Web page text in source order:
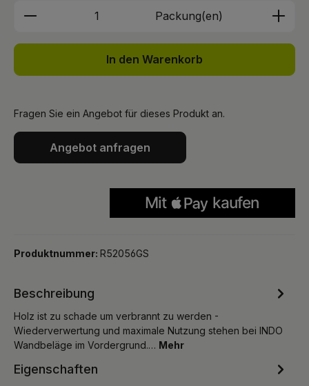
Produkt Anzahl: Gib den
Packung(en)
In den Warenkorb
Fragen Sie ein Angebot für dieses Produkt an.
Angebot anfragen
Produktnummer: R52056GS
Beschreibung
Holz ist zu schade um verbrannt zu werden -
Wiederverwertung und maximale Nutzung stehen bei INDO
Wandbeläge im Vordergrund.… Mehr
Eigenschaften